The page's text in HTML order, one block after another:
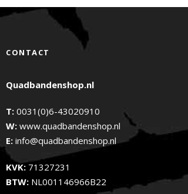
CONTACT
Quadbandenshop.nl
T: 0031(0)6-43020910
W: www.quadbandenshop.nl
E: info@quadbandenshop.nl
KVK: 71327231
BTW: NL001146966B22